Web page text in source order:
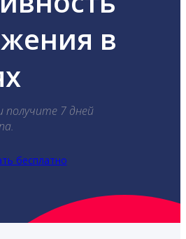
в
получите 7 дней
бесплатно